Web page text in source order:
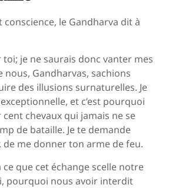
conscience, le Gandharva dit à
toi; je ne saurais donc vanter mes
nous, Gandharvas, sachions
des illusions surnaturelles. Je
et c’est pourquoi
cent chevaux qui jamais ne se
de bataille. Je te demande
me donner ton arme de feu.
ce que cet échange scelle notre
pourquoi nous avoir interdit